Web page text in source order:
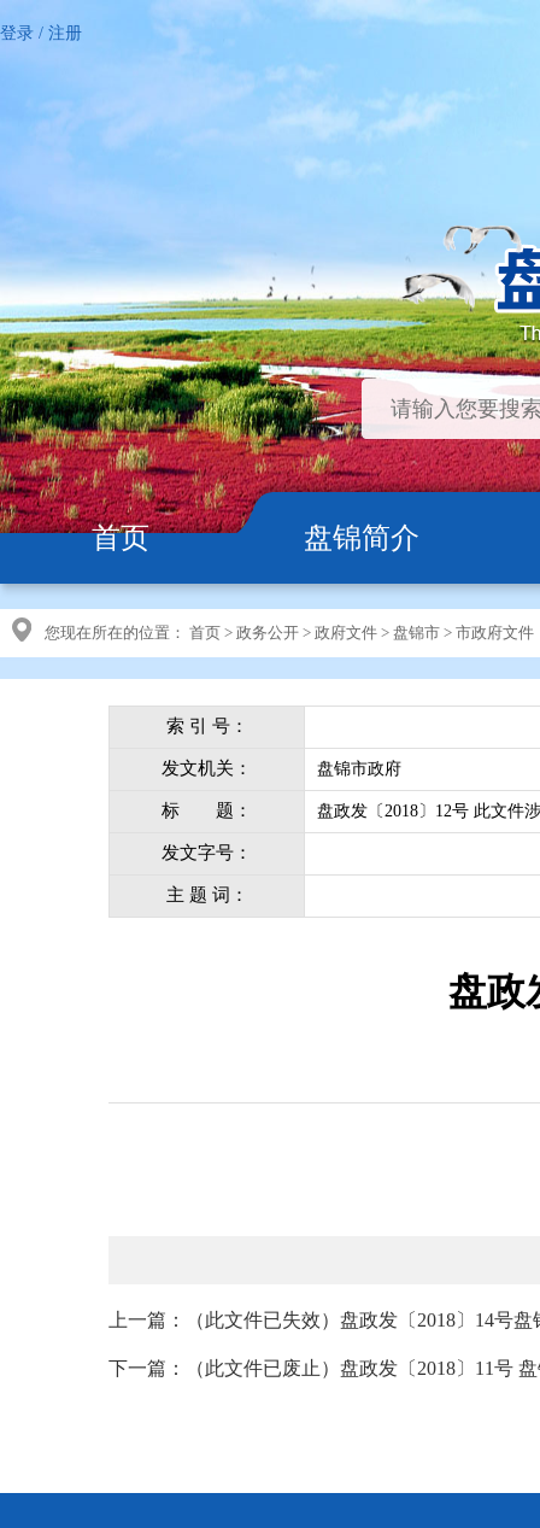
登录 / 注册
首页 盘锦简介
您现在所在的位置： 首页 > 政务公开 > 政府文件 > 盘锦市 > 市政府文件
索 引 号：
发文机关： 盘锦市政府
标 题： 盘政发〔2018〕12号 此文件
发文字号：
主 题 词：
盘政
上一篇：（此文件已失效）盘政发〔2018〕14号
下一篇：（此文件已废止）盘政发〔2018〕11号